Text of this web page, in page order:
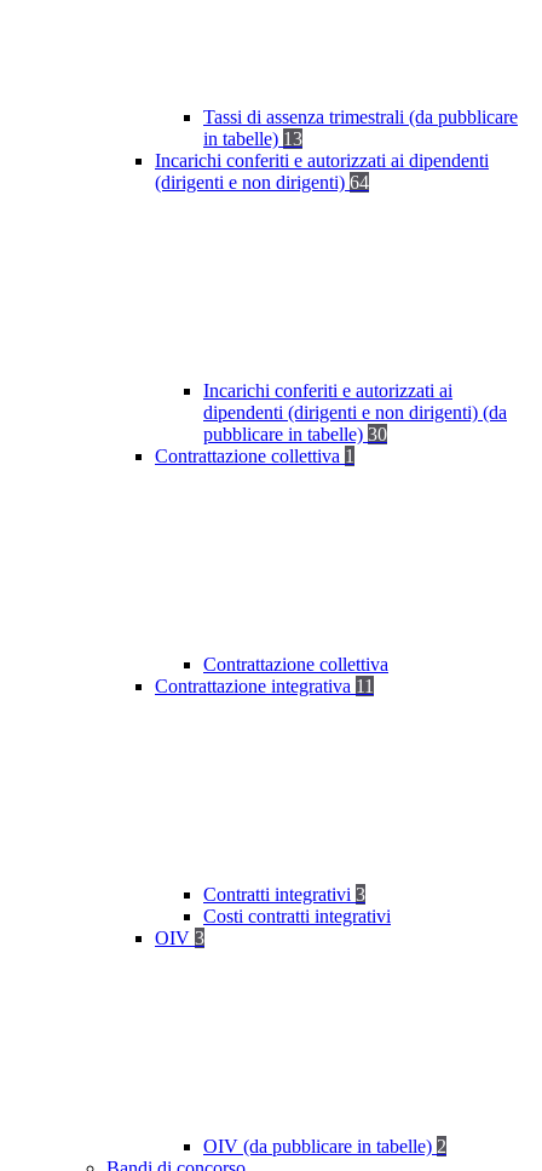
Tassi di assenza trimestrali (da pubblicare
in tabelle) 13
Incarichi conferiti e autorizzati ai dipendenti
(dirigenti e non dirigenti) 64
Incarichi conferiti e autorizzati ai
dipendenti (dirigenti e non dirigenti) (da
pubblicare in tabelle) 30
Contrattazione collettiva 1
Contrattazione collettiva
Contrattazione integrativa 11
Contratti integrativi 3
Costi contratti integrativi
OIV 3
OIV (da pubblicare in tabelle) 2